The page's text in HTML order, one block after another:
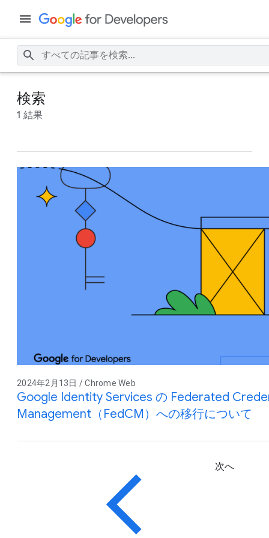
検索
1 結果
2024年2月13日 / Chrome Web
Google Identity Services の Federated
Management（FedCM）への移行について
次へ